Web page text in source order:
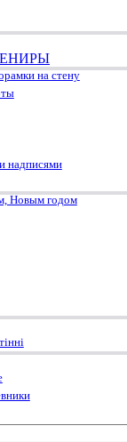
на стену
надписями
Новым годом